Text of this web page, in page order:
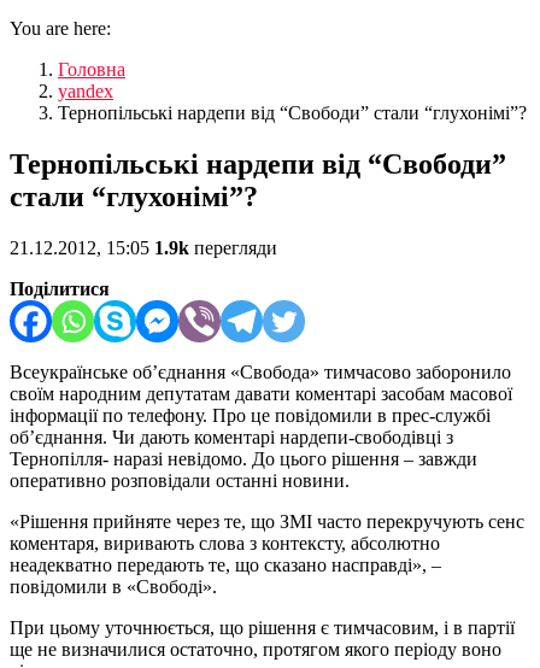
You are here:
Головна
yandex
Тернопільські нардепи від “Свободи” стали “глухонімі”?
Тернопільські нардепи від “Свободи”
стали “глухонімі”?
21.12.2012, 15:05 1.9k перегляди
Поділитися
Всеукраїнське об’єднання «Свобода» тимчасово заборонило
своїм народним депутатам давати коментарі засобам масової
інформації по телефону. Про це повідомили в прес-службі
об’єднання. Чи дають коментарі нардепи-свободівці з
Тернопілля- наразі невідомо. До цього рішення – завжди
оперативно розповідали останні новини.
«Рішення прийняте через те, що ЗМІ часто перекручують сенс
коментаря, виривають слова з контексту, абсолютно
неадекватно передають те, що сказано насправді», –
повідомили в «Свободі».
При цьому уточнюється, що рішення є тимчасовим, і в партії
ще не визначилися остаточно, протягом якого періоду воно